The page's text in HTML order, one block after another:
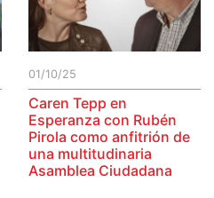
01/10/25
Caren Tepp en
Esperanza con Rubén
Pirola como anfitrión de
una multitudinaria
Asamblea Ciudadana